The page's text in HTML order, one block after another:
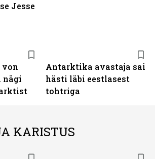
Jesse
von
nägi
Antarktika avastaja sai
hästi läbi eestlasest
tohtriga
KARISTUS